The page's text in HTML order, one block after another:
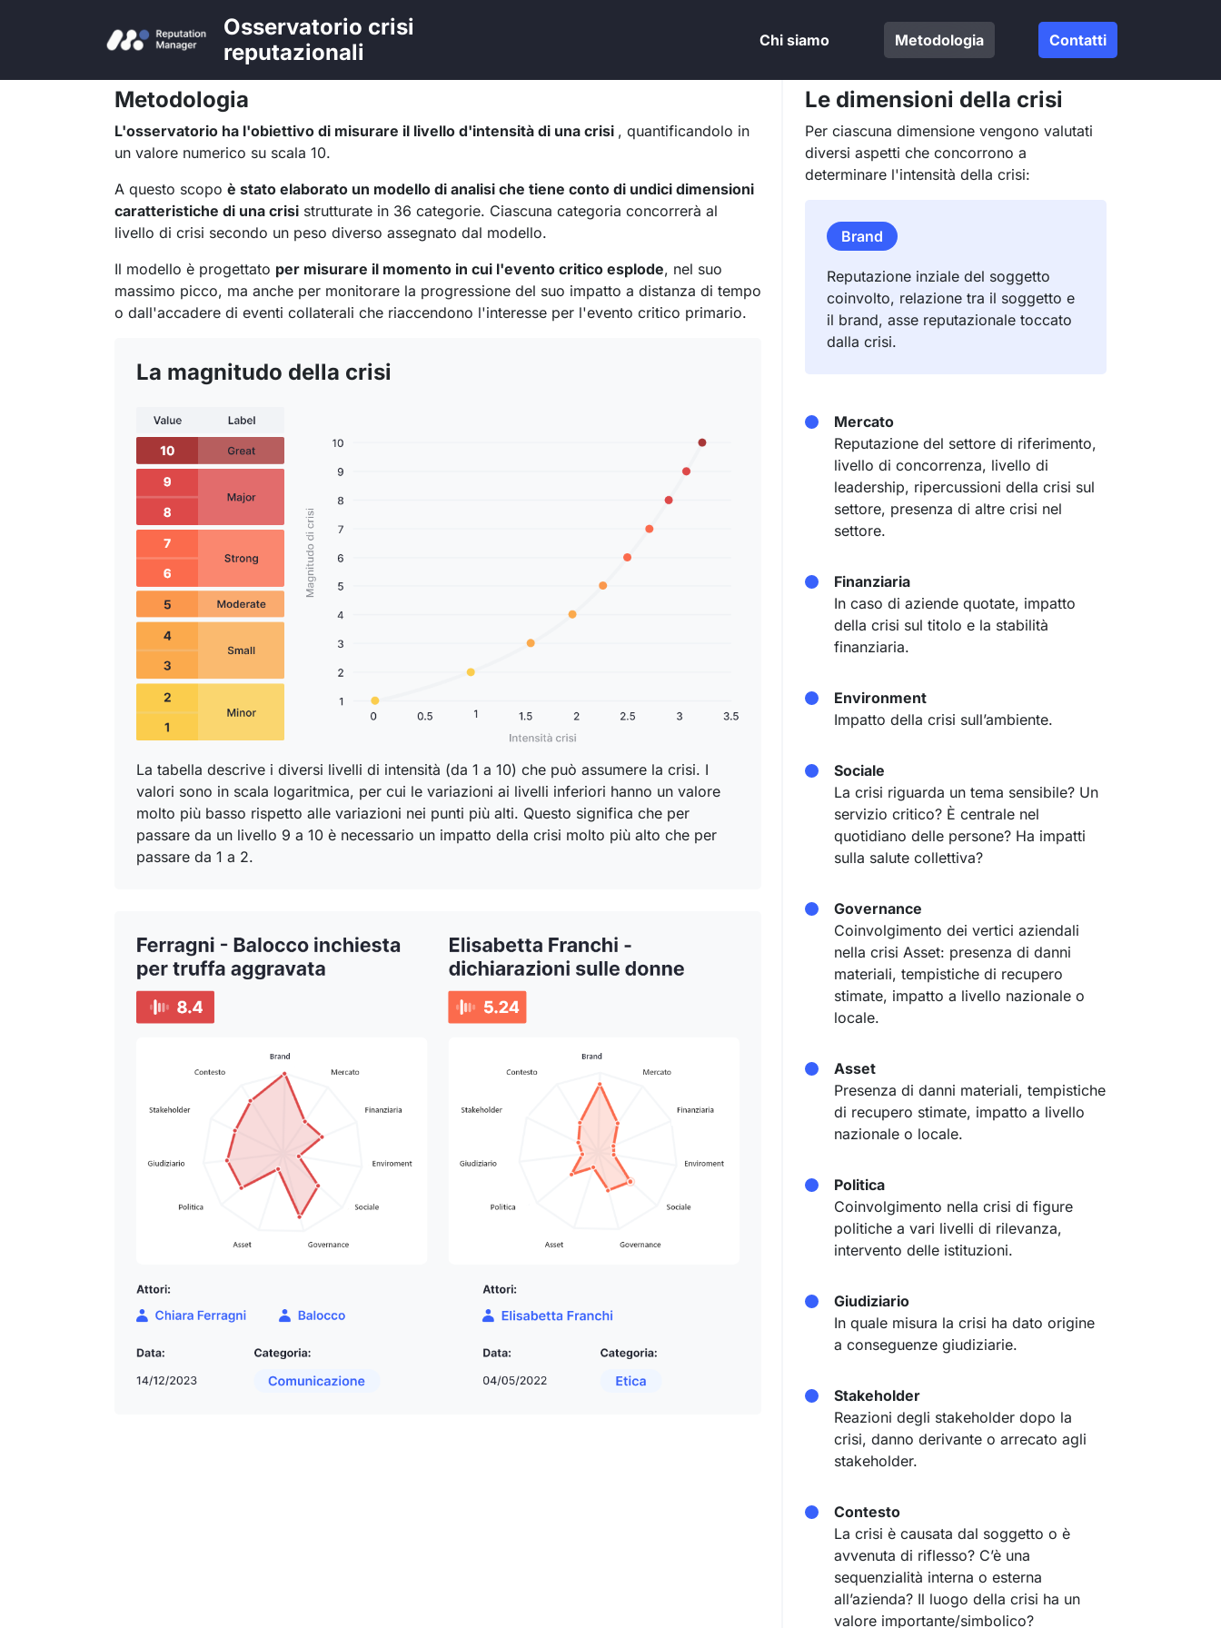
Osservatorio crisi
reputazionali
Chi siamo Metodologia Contatti
Metodologia
L'osservatorio ha l'obiettivo di misurare il livello d'intensità di una crisi , quantificandolo in
un valore numerico su scala 10.
A questo scopo è stato elaborato un modello di analisi che tiene conto di undici dimensioni
caratteristiche di una crisi strutturate in 36 categorie. Ciascuna categoria concorrerà al
livello di crisi secondo un peso diverso assegnato dal modello.
Il modello è progettato per misurare il momento in cui l'evento critico esplode, nel suo
massimo picco, ma anche per monitorare la progressione del suo impatto a distanza di tempo
o dall'accadere di eventi collaterali che riaccendono l'interesse per l'evento critico primario.
La magnitudo della crisi
La tabella descrive i diversi livelli di intensità (da 1 a 10) che può assumere la crisi. I
valori sono in scala logaritmica, per cui le variazioni ai livelli inferiori hanno un valore
molto più basso rispetto alle variazioni nei punti più alti. Questo significa che per
passare da un livello 9 a 10 è necessario un impatto della crisi molto più alto che per
passare da 1 a 2.
Le dimensioni della crisi
Per ciascuna dimensione vengono valutati
diversi aspetti che concorrono a
determinare l'intensità della crisi:
Brand
Reputazione inziale del soggetto
coinvolto, relazione tra il soggetto e
il brand, asse reputazionale toccato
dalla crisi.
Mercato
Reputazione del settore di riferimento,
livello di concorrenza, livello di
leadership, ripercussioni della crisi sul
settore, presenza di altre crisi nel
settore.
Finanziaria
In caso di aziende quotate, impatto
della crisi sul titolo e la stabilità
finanziaria.
Environment
Impatto della crisi sull’ambiente.
Sociale
La crisi riguarda un tema sensibile? Un
servizio critico? È centrale nel
quotidiano delle persone? Ha impatti
sulla salute collettiva?
Governance
Coinvolgimento dei vertici aziendali
nella crisi Asset: presenza di danni
materiali, tempistiche di recupero
stimate, impatto a livello nazionale o
locale.
Asset
Presenza di danni materiali, tempistiche
di recupero stimate, impatto a livello
nazionale o locale.
Politica
Coinvolgimento nella crisi di figure
politiche a vari livelli di rilevanza,
intervento delle istituzioni.
Giudiziario
In quale misura la crisi ha dato origine
a conseguenze giudiziarie.
Stakeholder
Reazioni degli stakeholder dopo la
crisi, danno derivante o arrecato agli
stakeholder.
Contesto
La crisi è causata dal soggetto o è
avvenuta di riflesso? C’è una
sequenzialità interna o esterna
all’azienda? Il luogo della crisi ha un
valore importante/simbolico?